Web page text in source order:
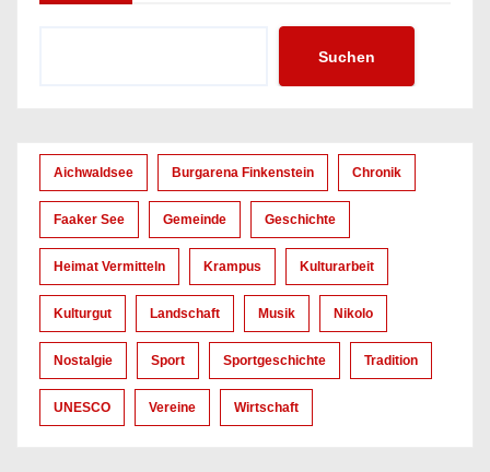
Suchen
Aichwaldsee Burgarena Finkenstein Chronik
Faaker See Gemeinde Geschichte
Heimat Vermitteln Krampus Kulturarbeit
Kulturgut Landschaft Musik Nikolo
Nostalgie Sport Sportgeschichte Tradition
UNESCO Vereine Wirtschaft